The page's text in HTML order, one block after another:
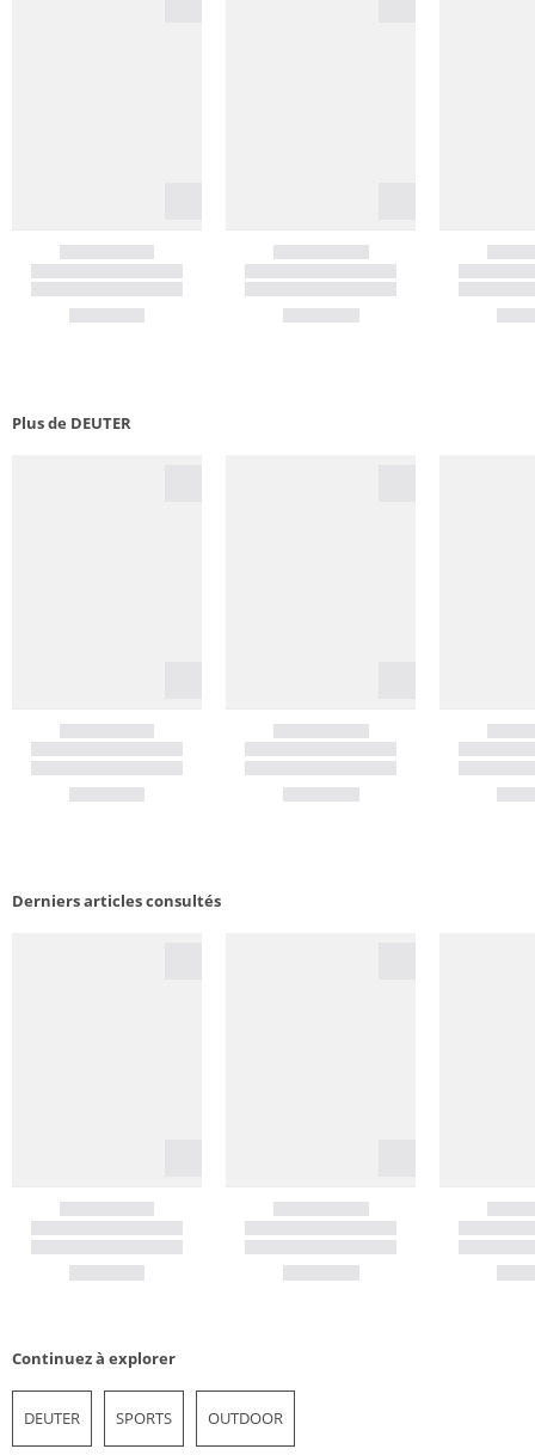
Plus de DEUTER
Derniers articles consultés
Continuez à explorer
DEUTER SPORTS OUTDOOR